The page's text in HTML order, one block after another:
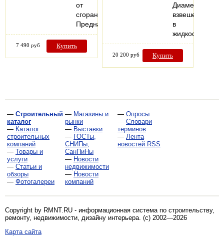
от
сгорания.
Предназначен…
7 490 руб Купить
Диаметр
взвешенных
в
жидкости…
20 200 руб Купить
— Строительный
каталог
— Каталог
строительных
компаний
— Товары и
услуги
— Статьи и
обзоры
— Фотогалереи
— Магазины и
рынки
— Выставки
— ГОСТы,
СНИПы,
СанПиНы
— Новости
недвижимости
— Новости
компаний
— Опросы
— Словари
терминов
— Лента
новостей RSS
Copyright by RMNT.RU - информационная система по строительству,
ремонту, недвижимости, дизайну интерьера. (c) 2002—2026
Карта сайта